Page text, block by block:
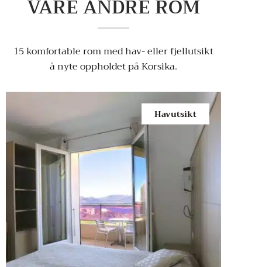
VÅRE ANDRE ROM
15 komfortable rom med hav- eller fjellutsikt
å nyte oppholdet på Korsika.
Havutsikt